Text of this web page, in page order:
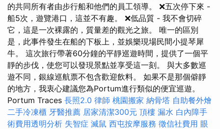
的共同所有者由步行船和他們的員工領導。 ❌五次停下來 -
船5次，遊覽港口，這並不有趣。 ❌低品質 - 我不會切碎
它，這是一次裸露的，質量差的觀光之旅。 唯一的區別
是，此事件發生在船的下板上，並娛樂現場民間小提琴犀
牛。 這次旅行帶著60分鐘的平靜巡遊時間，提供了一個平
靜的步伐，使您可以發現景點並享受這一刻。 與大多數巡
遊不同，銀線巡航票不包含歡迎飲料。 如果不是那個僻靜
的地方，我衷心建議您為Portum進行類似的便宜巡遊。
Portum Traces 長照2.0 律師 桃園搬家 納骨塔 自助餐外燴
二手冷凍櫃 牙醫推薦 居家清潔300元 頂樓 漏水 白內障手
術費用透明分析 失智症 滅鼠 西屯按摩服務 徵信社費用 眼